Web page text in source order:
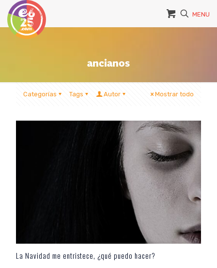
MENU
ancianos
Categorías Tags Autor Mostrar todo
La Navidad me entristece, ¿qué puedo hacer?